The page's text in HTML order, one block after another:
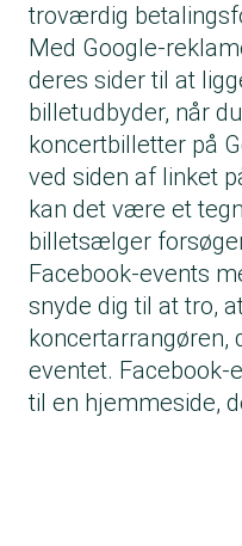
troværdig
Med Google-
deres sider til at
billetudbyder, når
koncertbilletter på
ved siden af linket
kan det være et
billetsælger
Facebook-events
snyde dig til at tro,
koncertarrangøren,
eventet. Facebook-
til en hjemmeside,